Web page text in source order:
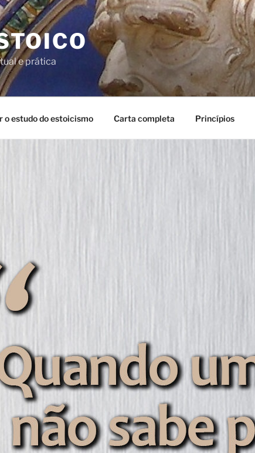
e prática
o estudo do estoicismo Carta completa Princípios